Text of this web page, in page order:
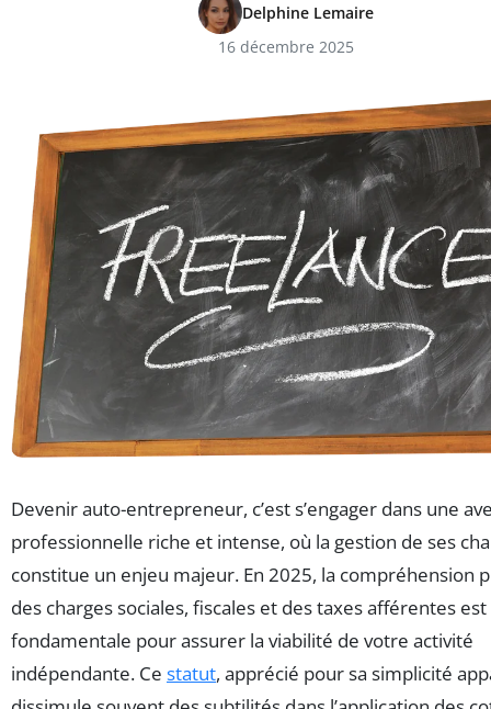
Delphine Lemaire
16 décembre 2025
Devenir auto-entrepreneur, c’est s’engager dans une
professionnelle riche et intense, où la gestion de ses
constitue un enjeu majeur. En 2025, la compréhension
des charges sociales, fiscales et des taxes afférentes est
fondamentale pour assurer la viabilité de votre activité
indépendante. Ce statut, apprécié pour sa simplicité